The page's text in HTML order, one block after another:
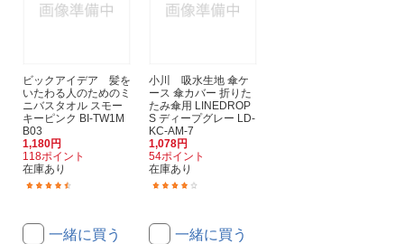
ビックアイデア 髪を
いたわる人のためのミ
ニバスタオル スモー
キーピンク BI-TW1M
B03
1,180円
118ポイント
在庫あり
一緒に買う
小川 吸水生地 傘ケ
ース 傘カバー 折りた
たみ傘用 LINEDROP
S ディープグレー LD-
KC-AM-7
1,078円
54ポイント
在庫あり
一緒に買う